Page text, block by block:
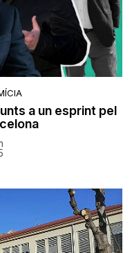
a un esprint pel